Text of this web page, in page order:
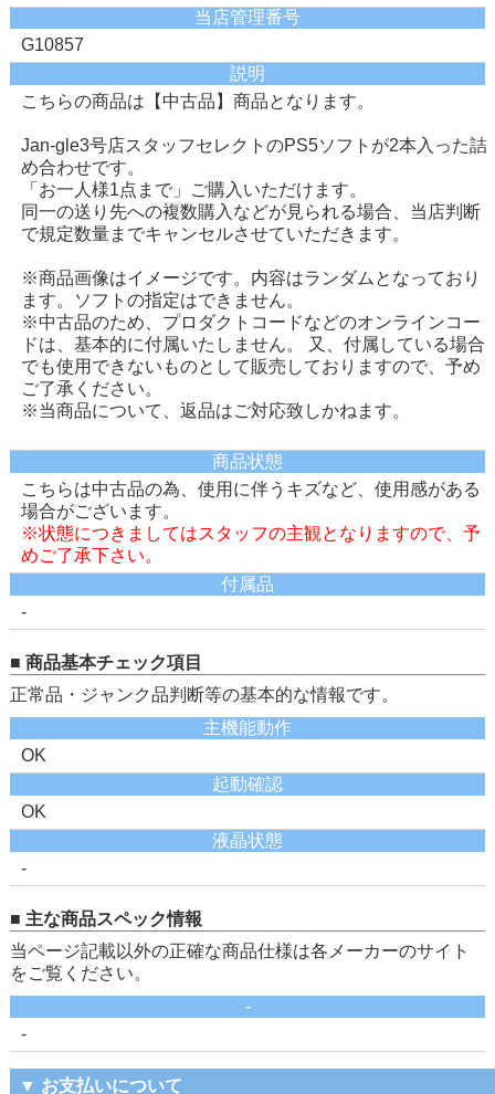
当店管理番号
G10857
説明
こちらの商品は【中古品】商品となります。
Jan-gle3号店スタッフセレクトのPS5ソフトが2本入った詰
め合わせです。
「お一人様1点まで」ご購入いただけます。
同一の送り先への複数購入などが見られる場合、当店判断
で規定数量までキャンセルさせていただきます。
※商品画像はイメージです。内容はランダムとなっており
ます。ソフトの指定はできません。
※中古品のため、プロダクトコードなどのオンラインコー
ドは、基本的に付属いたしません。 又、付属している場合
でも使用できないものとして販売しておりますので、予め
ご了承ください。
※当商品について、返品はご対応致しかねます。
商品状態
こちらは中古品の為、使用に伴うキズなど、使用感がある
場合がございます。
※状態につきましてはスタッフの主観となりますので、予
めご了承下さい。
付属品
-
■ 商品基本チェック項目
正常品・ジャンク品判断等の基本的な情報です。
主機能動作
OK
起動確認
OK
液晶状態
-
■ 主な商品スペック情報
当ページ記載以外の正確な商品仕様は各メーカーのサイト
をご覧ください。
-
-
▼ お支払いについて